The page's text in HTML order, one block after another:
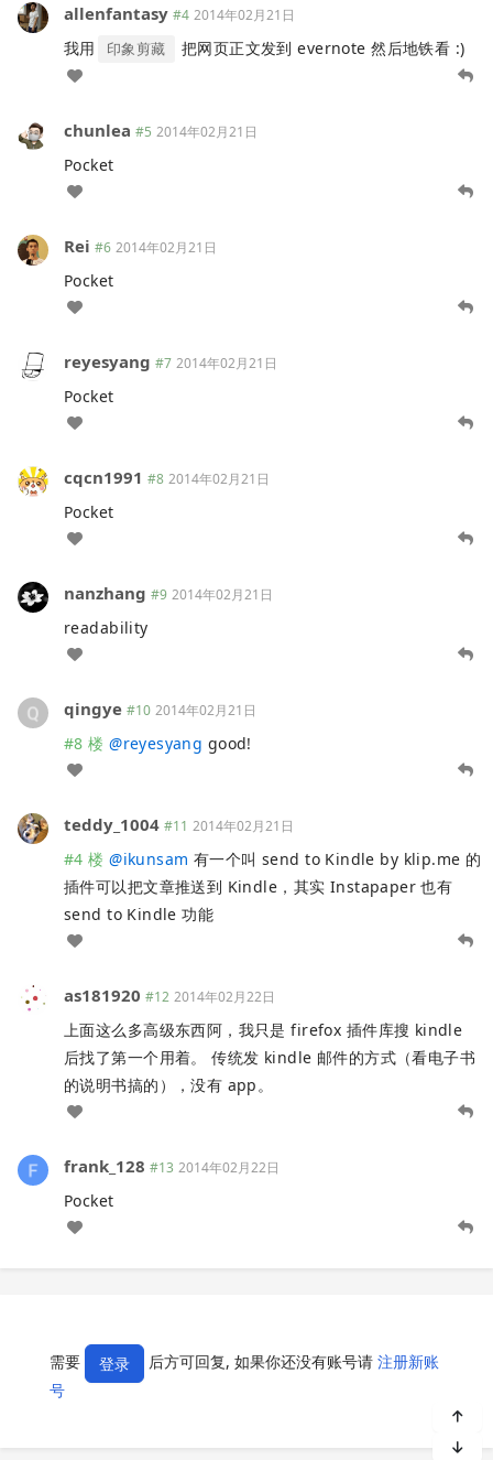
allenfantasy #4 2014年02月21日
我用 印象剪藏 把网页正文发到 evernote 然后地铁看 :)
chunlea #5 2014年02月21日
Pocket
Rei #6 2014年02月21日
Pocket
reyesyang #7 2014年02月21日
Pocket
cqcn1991 #8 2014年02月21日
Pocket
nanzhang #9 2014年02月21日
readability
qingye #10 2014年02月21日
#8 楼 @reyesyang good!
teddy_1004 #11 2014年02月21日
#4 楼 @ikunsam 有一个叫 send to Kindle by klip.me 的
插件可以把文章推送到 Kindle，其实 Instapaper 也有
send to Kindle 功能
as181920 #12 2014年02月22日
上面这么多高级东西阿，我只是 firefox 插件库搜 kindle
后找了第一个用着。 传统发 kindle 邮件的方式（看电子书
的说明书搞的），没有 app。
frank_128 #13 2014年02月22日
Pocket
需要 登录 后方可回复, 如果你还没有账号请 注册新账
号